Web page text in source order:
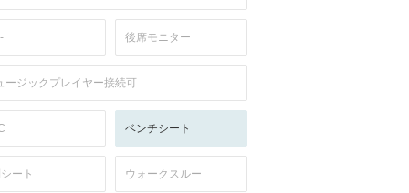
後席モニター
ージックプレイヤー接続可
ベンチシート
ート ウォークスルー